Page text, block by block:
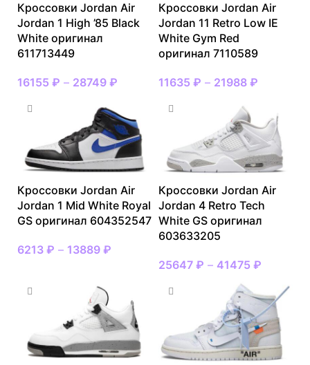
Кроссовки Jordan Air
Jordan 1 High ’85 Black
White оригинал
611713449
16155 ₽ – 28749 ₽
Кроссовки Jordan Air
Jordan 11 Retro Low IE
White Gym Red
оригинал 7110589
11635 ₽ – 21988 ₽
Кроссовки Jordan Air
Jordan 1 Mid White Royal
GS оригинал 604352547
6213 ₽ – 13889 ₽
Кроссовки Jordan Air
Jordan 4 Retro Tech
White GS оригинал
603633205
25647 ₽ – 41475 ₽